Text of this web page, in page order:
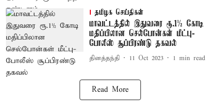
தமிழக செய்திகள்
மாவட்டத்தில் இதுவரை ரூ.1½ கோடி
மதிப்பிலான செல்போன்கள் மீட்பு-
போலீஸ் சூப்பிரண்டு தகவல்
தினத்தந்தி 11 Oct 2023 1 min read
Read More